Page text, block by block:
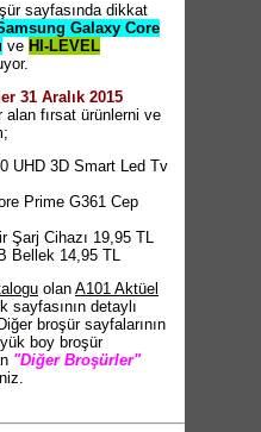
sayfasında dikkat
Galaxy Core
ve HI-LEVEL
31 Aralık 2015
alan fırsat ürünlerni ve
UHD 3D Smart Led Tv
Prime G361 Cep
Şarj Cihazı 19,95 TL
Bellek 14,95 TL
olan A101 Aktüel
sayfasının detaylı
broşür sayfalarının
boy broşür
"Diğer Broşürler"